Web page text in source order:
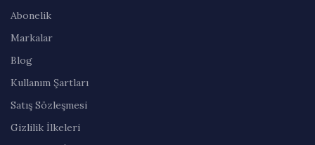
Abonelik
Markalar
Blog
Kullanım Şartları
Satış Sözleşmesi
Gizlilik İlkeleri